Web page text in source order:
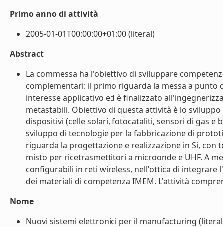
Primo anno di attività
2005-01-01T00:00:00+01:00 (literal)
Abstract
La commessa ha l'obiettivo di sviluppare
complementari: il primo riguarda la messa a
interesse applicativo ed è finalizzato
metastabili. Obiettivo di questa attività è lo
dispositivi (celle solari, fotocataliti, sensori di gas e
sviluppo di tecnologie per la fabbricazione di
riguarda la progettazione e realizzazione in Si,
misto per ricetrasmettitori a microonde e UHF. A
configurabili in reti wireless, nell'ottica di
dei materiali di competenza IMEM. L'attività
Nome
Nuovi sistemi elettronici per il manufacturing